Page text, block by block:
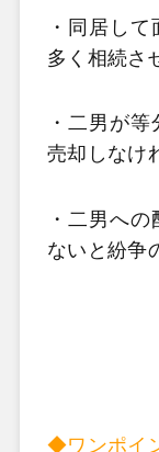
・同居し
多く相続さ
・二男が
売却しなけ
・二男へ
ないと紛争
◆ワンポイ